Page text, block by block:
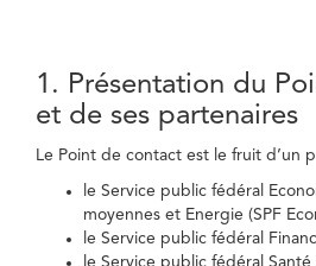
1. Présentation du
et de ses partenaires
Le Point de contact est le fruit d’un
le Service public fédéral
moyennes et Energie (SPF
le Service public fédéral
le Service public fédéral